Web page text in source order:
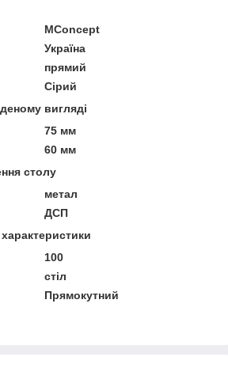
MConcept
Україна
прямий
Сірий
вигляді
75 мм
60 мм
столу
метал
ДСП
100
стіл
Прямокутний